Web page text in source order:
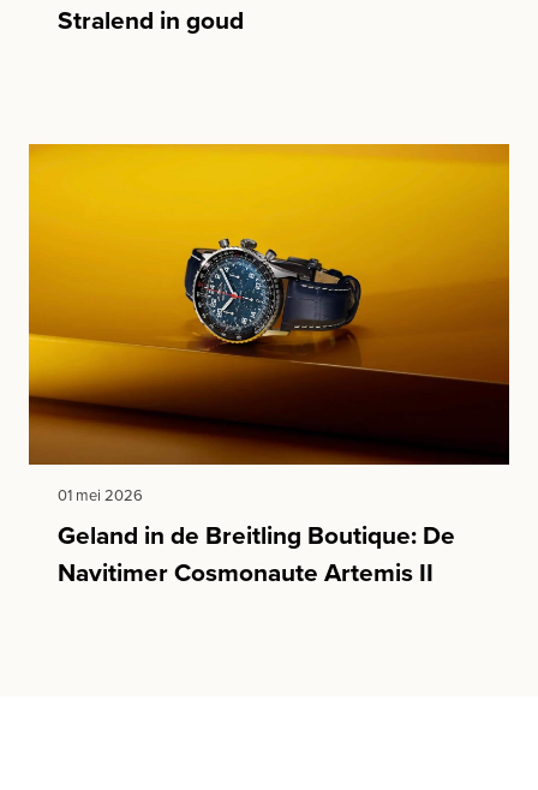
Stralend in goud
01 mei 2026
Geland in de Breitling Boutique: De
Navitimer Cosmonaute Artemis II